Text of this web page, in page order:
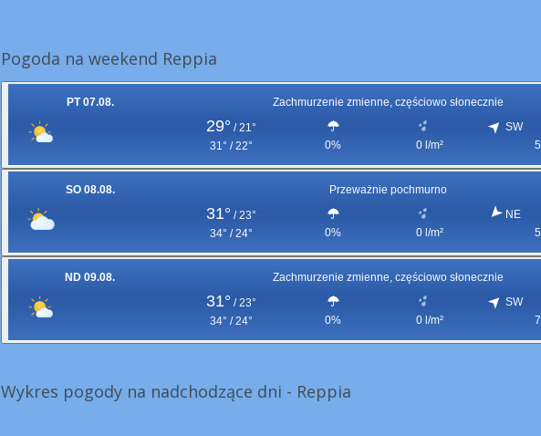
Pogoda na weekend Reppia
PT 07.08. Zachmurzenie zmienne, częściowo słonecznie
29° / 21°
31° / 22°
0% 0 l/m²
SW
SO 08.08. Przeważnie pochmurno
31° / 23°
34° / 24°
0% 0 l/m²
NE
ND 09.08. Zachmurzenie zmienne, częściowo słonecznie
31° / 23°
34° / 24°
0% 0 l/m²
SW
Wykres pogody na nadchodzące dni - Reppia